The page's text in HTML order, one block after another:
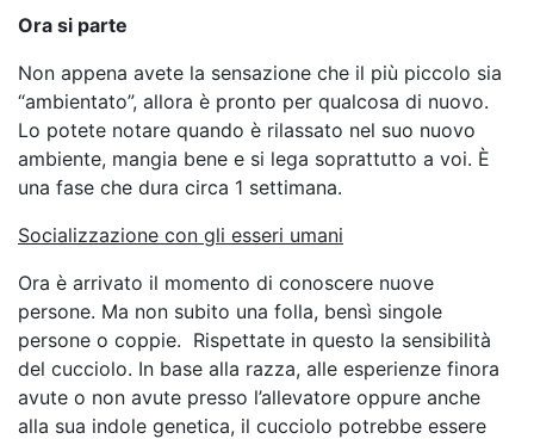
Ora si parte
Non appena avete la sensazione che il più piccolo sia
“ambientato”, allora è pronto per qualcosa di nuovo.
Lo potete notare quando è rilassato nel suo nuovo
ambiente, mangia bene e si lega soprattutto a voi. È
una fase che dura circa 1 settimana.
Socializzazione con gli esseri umani
Ora è arrivato il momento di conoscere nuove
persone. Ma non subito una folla, bensì singole
persone o coppie. Rispettate in questo la sensibilità
del cucciolo. In base alla razza, alle esperienze finora
avute o non avute presso l’allevatore oppure anche
alla sua indole genetica, il cucciolo potrebbe essere